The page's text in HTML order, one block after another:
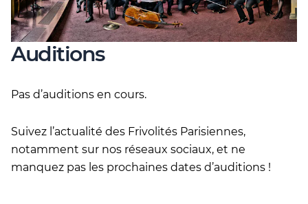
Auditions
Pas d’auditions en cours.
Suivez l’actualité des Frivolités Parisiennes,
notamment sur nos réseaux sociaux, et ne
manquez pas les prochaines dates d’auditions !